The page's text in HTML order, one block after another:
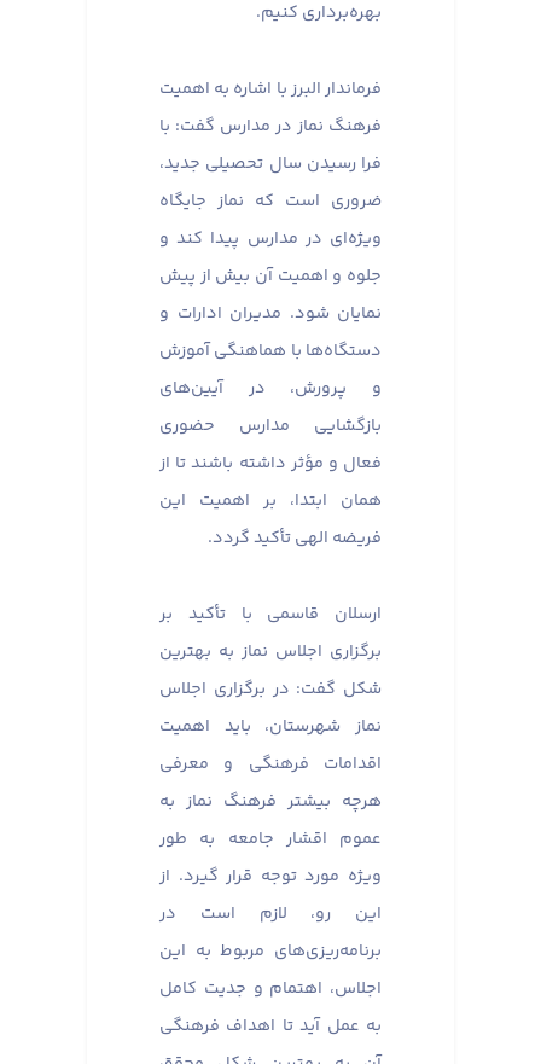
بهره‌برداری کنیم.
فرماندار البرز با اشاره به اهمیت
فرهنگ نماز در مدارس گفت: با
فرا رسیدن سال تحصیلی جدید،
ضروری است که نماز جایگاه
ویژه‌ای در مدارس پیدا کند و
جلوه و اهمیت آن بیش از پیش
نمایان شود. مدیران ادارات و
دستگاه‌ها با هماهنگی آموزش
و پرورش، در آیین‌های
بازگشایی مدارس حضوری
فعال و مؤثر داشته باشند تا از
همان ابتدا، بر اهمیت این
فریضه الهی تأکید گردد.
ارسلان قاسمی با تأکید بر
برگزاری اجلاس نماز به بهترین
شکل گفت: در برگزاری اجلاس
نماز شهرستان، باید اهمیت
اقدامات فرهنگی و معرفی
هرچه بیشتر فرهنگ نماز به
عموم اقشار جامعه به طور
ویژه مورد توجه قرار گیرد. از
این رو، لازم است در
برنامه‌ریزی‌های مربوط به این
اجلاس، اهتمام و جدیت کامل
به عمل آید تا اهداف فرهنگی